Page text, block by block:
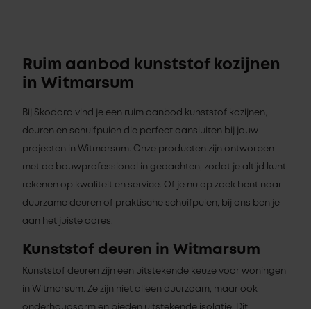
Ruim aanbod kunststof kozijnen
in Witmarsum
Bij Skodora vind je een ruim aanbod kunststof kozijnen,
deuren en schuifpuien die perfect aansluiten bij jouw
projecten in Witmarsum. Onze producten zijn ontworpen
met de bouwprofessional in gedachten, zodat je altijd kunt
rekenen op kwaliteit en service. Of je nu op zoek bent naar
duurzame deuren of praktische schuifpuien, bij ons ben je
aan het juiste adres.
Kunststof deuren in Witmarsum
Kunststof deuren zijn een uitstekende keuze voor woningen
in Witmarsum. Ze zijn niet alleen duurzaam, maar ook
onderhoudsarm en bieden uitstekende isolatie. Dit